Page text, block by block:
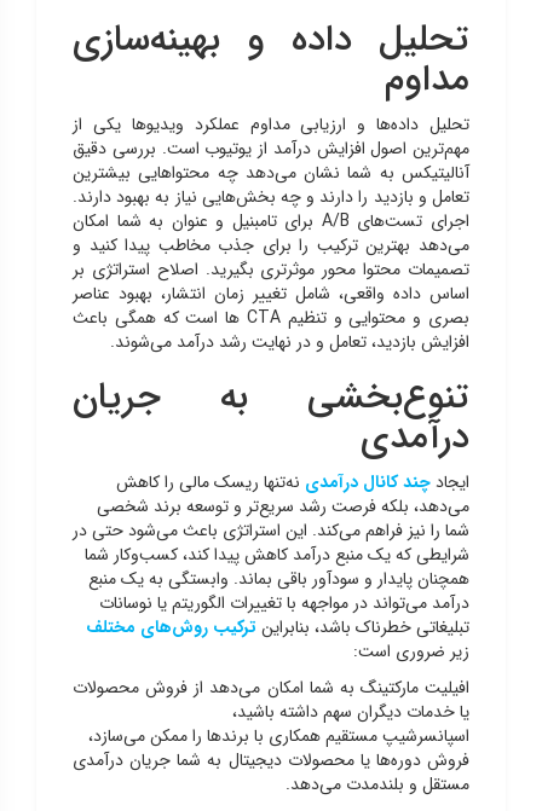
تحلیل داده و بهینه‌سازی
مداوم
تحلیل داده‌ها و ارزیابی مداوم عملکرد ویدیوها یکی از
مهم‌ترین اصول افزایش درآمد از یوتیوب است. بررسی دقیق
آنالیتیکس به شما نشان می‌دهد چه محتواهایی بیشترین
تعامل و بازدید را دارند و چه بخش‌هایی نیاز به بهبود دارند.
اجرای تست‌های A/B برای تامبنیل و عنوان به شما امکان
می‌دهد بهترین ترکیب را برای جذب مخاطب پیدا کنید و
تصمیمات محتوا محور موثرتری بگیرید. اصلاح استراتژی بر
اساس داده واقعی، شامل تغییر زمان انتشار، بهبود عناصر
بصری و محتوایی و تنظیم CTA ها است که همگی باعث
افزایش بازدید، تعامل و در نهایت رشد درآمد می‌شوند.
تنوع‌بخشی به جریان
درآمدی
ایجادچند کانال درآمدی نه‌تنها ریسک مالی را کاهش
می‌دهد، بلکه فرصت رشد سریع‌تر و توسعه برند شخصی
شما را نیز فراهم می‌کند. این استراتژی باعث می‌شود حتی در
شرایطی که یک منبع درآمد کاهش پیدا کند، کسب‌وکار شما
همچنان پایدار و سودآور باقی بماند. وابستگی به یک منبع
درآمد می‌تواند در مواجهه با تغییرات الگوریتم یا نوسانات
تبلیغاتی خطرناک باشد، بنابراین ترکیب روش‌های مختلف
زیر ضروری است:
افیلیت مارکتینگ به شما امکان می‌دهد از فروش محصولات
یا خدمات دیگران سهم داشته باشید،
اسپانسرشیپ مستقیم همکاری با برندها را ممکن می‌سازد،
فروش دوره‌ها یا محصولات دیجیتال به شما جریان درآمدی
مستقل و بلندمدت می‌دهد.